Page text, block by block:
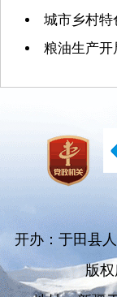
城市乡村
粮油生产
开办：于田县
版